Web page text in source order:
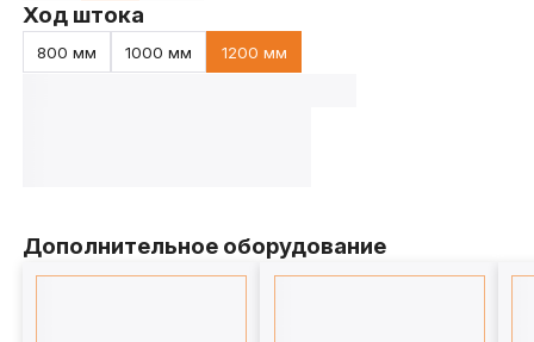
Ход штока
800 мм 1000 мм 1200 мм
Дополнительное оборудование